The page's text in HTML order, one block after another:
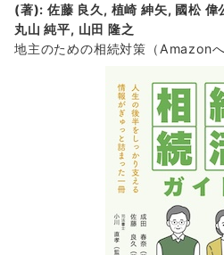
(著): 佐藤 良久, 植崎 紳矢, 國松 偉
丸山 純平, 山田 隆之
地主のための相続対策 （Amazonへ